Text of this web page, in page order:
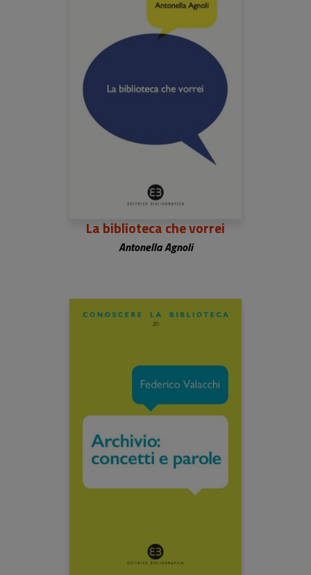
La biblioteca che vorrei
Antonella Agnoli